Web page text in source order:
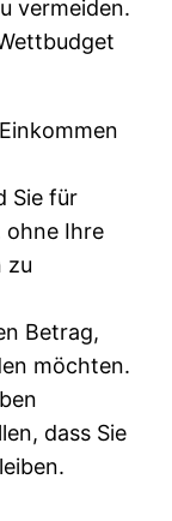
vermeiden.
Sie für
ohne Ihre
zu
Betrag,
möchten.
dass Sie